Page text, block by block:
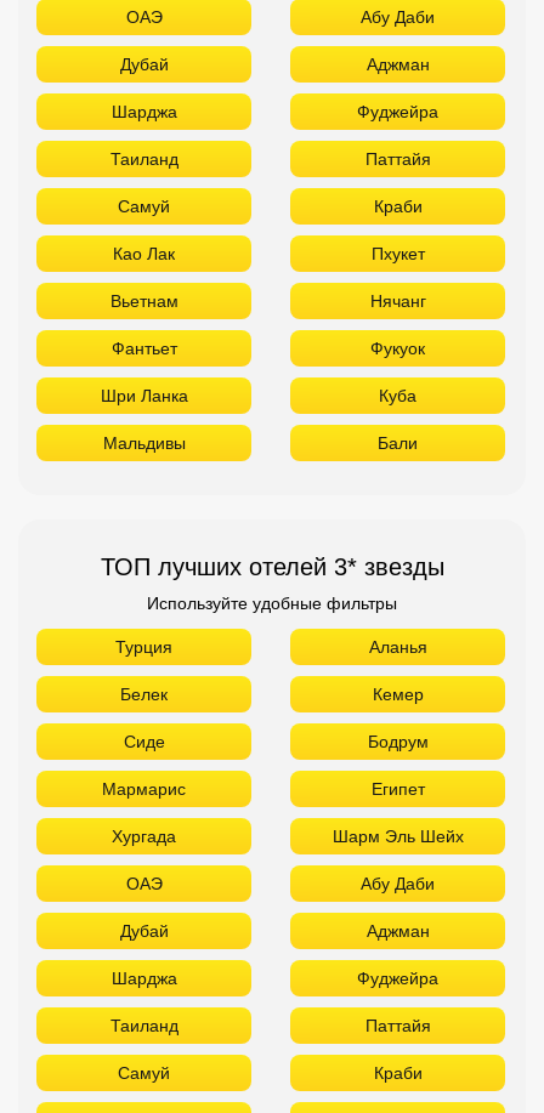
ОАЭ Абу Даби
Дубай Аджман
Шарджа Фуджейра
Таиланд Паттайя
Самуй Краби
Као Лак Пхукет
Вьетнам Нячанг
Фантьет Фукуок
Шри Ланка Куба
Мальдивы Бали
ТОП лучших отелей 3* звезды
Используйте удобные фильтры
Турция Аланья
Белек Кемер
Сиде Бодрум
Мармарис Египет
Хургада Шарм Эль Шейх
ОАЭ Абу Даби
Дубай Аджман
Шарджа Фуджейра
Таиланд Паттайя
Самуй Краби